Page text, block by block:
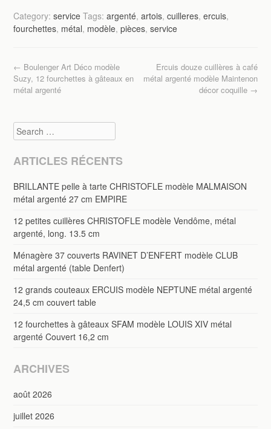
c
e
o
o
tt
er
ail ta
g
Category:service Tags:argenté,artois,cuilleres,ercuis,
fourchettes, métal, modèle,pièces,service
Post navigation
← Boulenger Art Déco modèle
Suzy, 12 fourchettes à gâteaux en
métal argenté
Ercuis douze cuillères à café
métal argenté modèle Maintenon
décor coquille →
Search
ARTICLES RÉCENTS
BRILLANTE pelle à tarte CHRISTOFLE modèle MALMAISON
métal argenté 27 cm EMPIRE
12 petites cuillères CHRISTOFLE modèle Vendôme, métal
argenté, long. 13.5 cm
Ménagère 37 couverts RAVINET D’ENFERT modèle CLUB
métal argenté (table Denfert)
12 grands couteaux ERCUIS modèle NEPTUNE métal argenté
24,5 cm couvert table
12 fourchettes à gâteaux SFAM modèle LOUIS XIV métal
argenté Couvert 16,2 cm
ARCHIVES
août 2026
juillet 2026